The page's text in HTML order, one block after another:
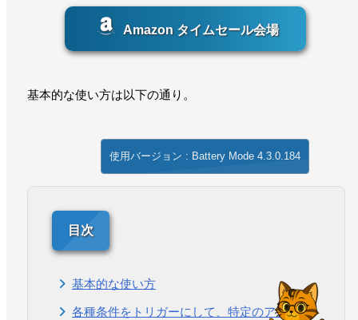
Amazon タイムセール会場
基本的な使い方は以下の通り。
使用バージョン : Battery Mode 4.3.0.184
基本的な使い方
各種条件をトリガーにして、特定のアクショ